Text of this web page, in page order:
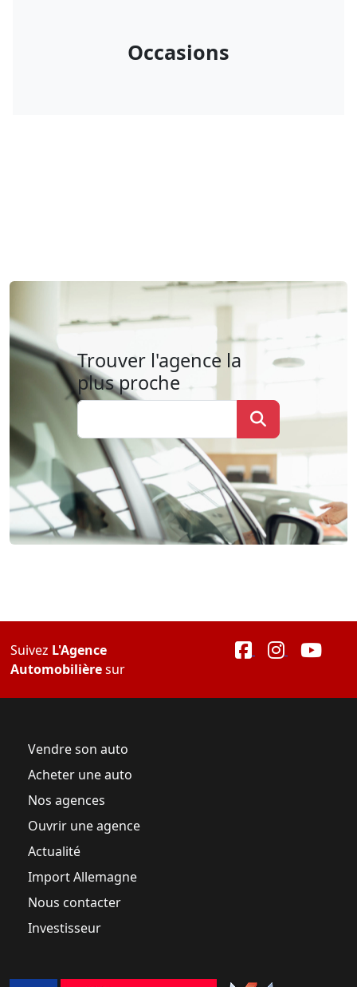
Occasions
Trouver l'agence la
plus proche
Suivez L'Agence
Automobilièresur
Vendre son auto
Acheter une auto
Nos agences
Ouvrir une agence
Actualité
Import Allemagne
Nous contacter
Investisseur